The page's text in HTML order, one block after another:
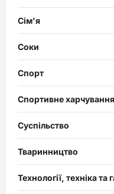
Сім'я
Соки
Спорт
Спортивне харчування
Суспільство
Тваринництво
Технології, техніка та